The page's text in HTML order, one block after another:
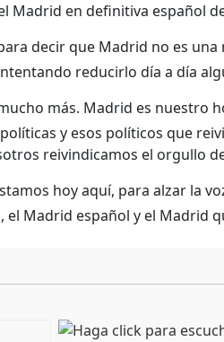
Madrid en definitiva español
decir que Madrid no es
reducirlo día a día
más. Madrid es nuestro
y esos políticos que
reivindicamos el orgullo
hoy aquí, para alzar la
Madrid español y el Madrid